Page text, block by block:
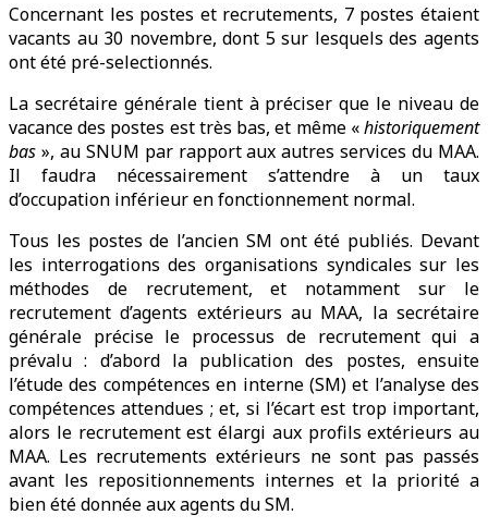
Concernant les postes et recrutements, 7 postes étaient
vacants au 30 novembre, dont 5 sur lesquels des agents
ont été pré-selectionnés.
La secrétaire générale tient à préciser que le niveau de
vacance des postes est très bas, et même «historiquement
bas », au SNUM par rapport aux autres services du MAA.
Il faudra nécessairement s’attendre à un taux
d’occupation inférieur en fonctionnement normal.
Tous les postes de l’ancien SM ont été publiés. Devant
les interrogations des organisations syndicales sur les
méthodes de recrutement, et notamment sur le
recrutement d’agents extérieurs au MAA, la secrétaire
générale précise le processus de recrutement qui a
prévalu : d’abord la publication des postes, ensuite
l’étude des compétences en interne (SM) et l’analyse des
compétences attendues ; et, si l’écart est trop important,
alors le recrutement est élargi aux profils extérieurs au
MAA. Les recrutements extérieurs ne sont pas passés
avant les repositionnements internes et la priorité a
bien été donnée aux agents du SM.